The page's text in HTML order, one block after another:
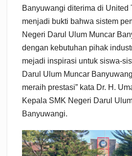
Banyuwangi diterima di United
menjadi bukti bahwa sistem
Negeri Darul Ulum Muncar
dengan kebutuhan pihak
mejadi inspirasi untuk siswa-
Darul Ulum Muncar
meraih prestasi” kata Dr. H.
Kepala SMK Negeri Darul
Banyuwangi.